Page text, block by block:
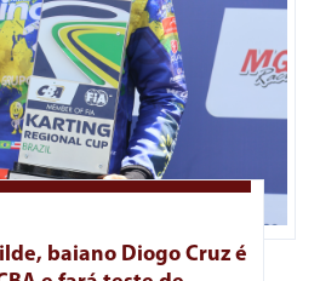
baiano Diogo Cruz é